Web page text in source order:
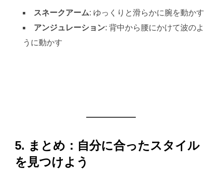
スネークアーム: ゆっくりと滑らかに腕を動かす
アンジュレーション: 背中から腰にかけて波のよ
うに動かす
5. まとめ：自分に合ったスタイル
を見つけよう